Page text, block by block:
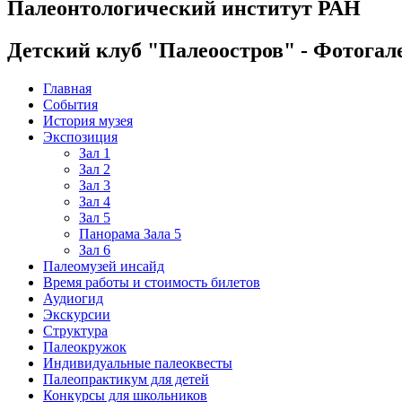
Палеонтологический институт РАН
Детский клуб "Палеоостров" -
Главная
События
История музея
Экспозиция
Зал 1
Зал 2
Зал 3
Зал 4
Зал 5
Панорама Зала 5
Зал 6
Палеомузей инсайд
Время работы и стоимость билетов
Аудиогид
Экскурсии
Структура
Палеокружок
Индивидуальные палеоквесты
Палеопрактикум для детей
Конкурсы для школьников